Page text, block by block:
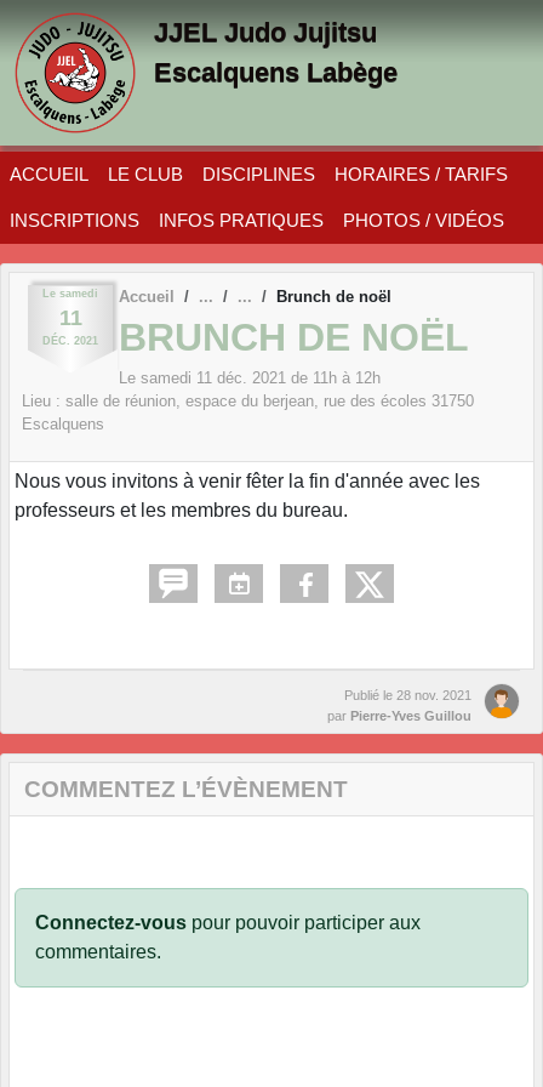
JJEL Judo Jujitsu
Escalquens Labège
ACCUEIL LE CLUB DISCIPLINES HORAIRES / TARIFS
INSCRIPTIONS INFOS PRATIQUES PHOTOS / VIDÉOS
Le samedi
11
DÉC. 2021
Accueil Brunch de noël
BRUNCH DE NOËL
Le samedi 11 déc. 2021 de 11h à 12h
Lieu : salle de réunion, espace du berjean, rue des écoles 31750
Escalquens
Nous vous invitons à venir fêter la fin d'année avec les
professeurs et les membres du bureau.
Publié le 28 nov. 2021
par Pierre-Yves Guillou
COMMENTEZ L’ÉVÈNEMENT
Connectez-vous pour pouvoir participer aux
commentaires.
Panneau de gestion des cookies